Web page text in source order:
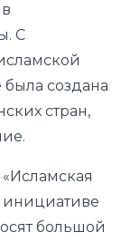
С
создана
стран,
инициативе
большой